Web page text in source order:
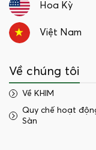
Hoa Kỳ
Việt Nam
Về chúng tôi
Về KHIM
Quy chế hoạt
Sàn